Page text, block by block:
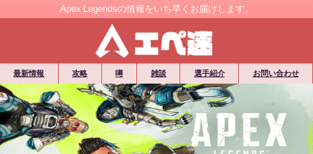
Apex Legendsの情報をいち早くお届けします。
最新情報 攻略 噂 雑談 選手紹介 お問い合わせ